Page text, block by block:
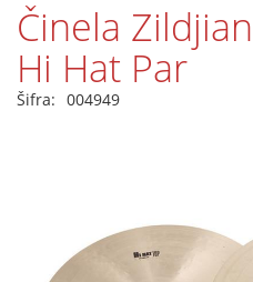
Činela
Hi Hat Par
Šifra: 004949